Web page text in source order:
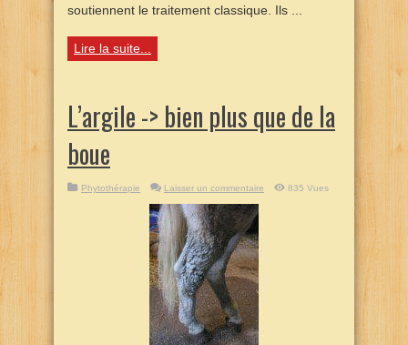
soutiennent le traitement classique. Ils ...
Lire la suite...
L’argile -> bien plus que de la
boue
Phytothérapie Laisser un commentaire 835 Vues